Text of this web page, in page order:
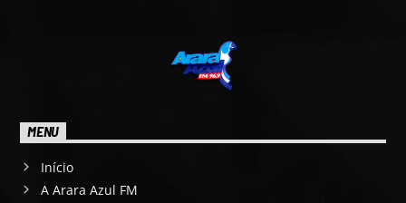
MENU
Início
A Arara Azul FM